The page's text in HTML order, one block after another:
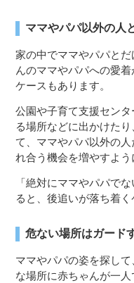
ママやパパ以外の人
家の中でママやパパと
んのママやパパへの愛
ケースもあります。
公園や子育て支援セン
る場所などに出かけた
て、ママやパパ以外の
れ合う機会を増やすよう
「絶対にママやパパで
ると、後追いが落ち着く
危ない場所はガード
ママやパパの姿を探し
な場所に赤ちゃんが一